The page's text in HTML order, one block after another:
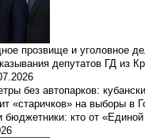
прозвище и уголовное
депутатов ГД из
без автопарков:
«старичков» на выборы в
бюджетники: кто от